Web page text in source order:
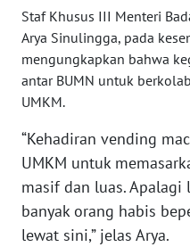
Staf Khusus III Menteri
Arya Sinulingga, pada
mengungkapkan bahwa
antar BUMN untuk
UMKM.
“Kehadiran vending
UMKM untuk
masif dan luas.
banyak orang habis
lewat sini,” jelas Arya.
WN
SUMSEL
WN
BENGKULU
WN
LAMPUNG
WN
JATENG